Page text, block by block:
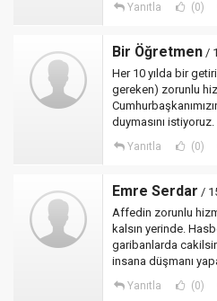
Yanıtla (0)
Bir Öğretmen /
Her 10 yılda bir
gereken) zorunlu
duymasını istiyoruz.
Yanıtla (0)
Emre Serdar /
Affedin zorunlu
kalsın yerinde.
garibanlarda
insana düşmanı
Yanıtla (0)